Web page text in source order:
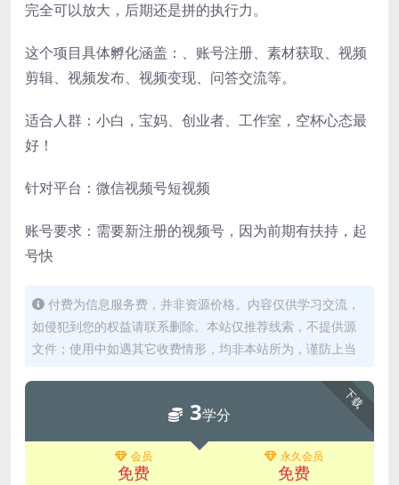
完全可以放大，后期还是拼的执行力。
这个项目具体孵化涵盖：、账号注册、素材获取、视频
剪辑、视频发布、视频变现、问答交流等。
适合人群：小白，宝妈、创业者、工作室，空杯心态最
好！
针对平台：微信视频号短视频
账号要求：需要新注册的视频号，因为前期有扶持，起
号快
付费为信息服务费，并非资源价格。内容仅供学习交流，
如侵犯到您的权益请联系删除。本站仅推荐线索，不提供源
文件；使用中如遇其它收费情形，均非本站所为，谨防上当
下载
3学分
会员
免费
永久会员
免费